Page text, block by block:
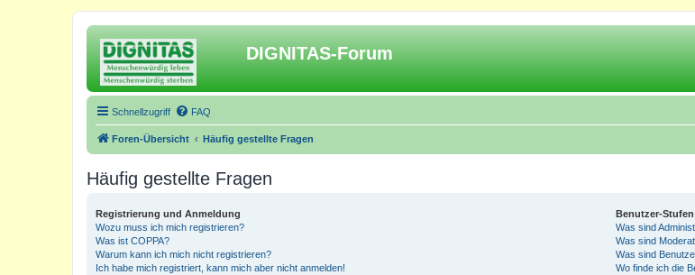
DIGNITAS-Forum
Schnellzugriff FAQ
Foren-Übersicht Häufig gestellte Fragen
Häufig gestellte Fragen
Registrierung und Anmeldung
Wozu muss ich mich registrieren?
Was ist COPPA?
Warum kann ich mich nicht registrieren?
Ich habe mich registriert, kann mich aber nicht anmelden!
Benutzer-
Was sind
Was sind
Was sind
Wo finde ich die